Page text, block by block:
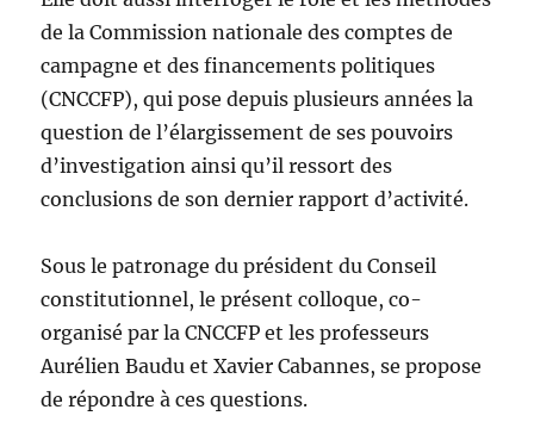
de la Commission nationale des comptes de
campagne et des financements politiques
(CNCCFP), qui pose depuis plusieurs années la
question de l’élargissement de ses pouvoirs
d’investigation ainsi qu’il ressort des
conclusions de son dernier rapport d’activité.
Sous le patronage du président du Conseil
constitutionnel, le présent colloque, co-
organisé par la CNCCFP et les professeurs
Aurélien Baudu et Xavier Cabannes, se propose
de répondre à ces questions.